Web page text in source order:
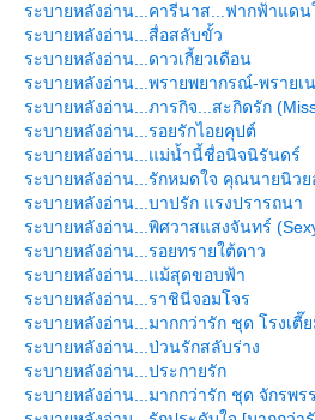
ระบายหลังอ่าน...คารีนาส...ฟากฟ้าแดน
ระบายหลังอ่าน...สื่อสลับขั้ว
ระบายหลังอ่าน...ดาวเกี้ยวเดือน
ระบายหลังอ่าน...พรายพยากรณ์-พรายเ
ระบายหลังอ่าน...ภารกิจ...สะกิดรัก
ระบายหลังอ่าน...รอยรักไอยคุปต์
ระบายหลังอ่าน...แม่น้ำนี้ชื่อนิจนิรันดร์
ระบายหลังอ่าน...รักหมดใจ คุณนายนิวย
ระบายหลังอ่าน...บาปรัก แรงปรารถนา
ระบายหลังอ่าน...พิศวาสแสงจันทร์
ระบายหลังอ่าน...รอยทรายใต้ดาว
ระบายหลังอ่าน...แม้สุดขอบฟ้า
ระบายหลังอ่าน...ราชินีจอมโจร
ระบายหลังอ่าน...มากกว่ารัก ชุด โรงเตี๊ย
ระบายหลังอ่าน...ป่วนรักสลับร่าง
ระบายหลังอ่าน...ประกายรัก
ระบายหลังอ่าน...มากกว่ารัก ชุด จักรพร